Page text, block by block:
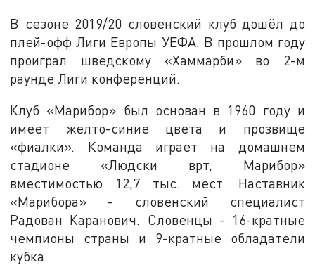
В сезоне 2019/20 словенский клуб дошёл до
плей-офф Лиги Европы УЕФА. В прошлом году
проиграл шведскому «Хаммарби» во 2-м
раунде Лиги конференций.
Клуб «Марибор» был основан в 1960 году и
имеет желто-синие цвета и прозвище
«фиалки». Команда играет на домашнем
стадионе «Людски врт, Марибор»
вместимостью 12,7 тыс. мест. Наставник
«Марибора» - словенский специалист
Радован Каранович. Словенцы - 16-кратные
чемпионы страны и 9-кратные обладатели
кубка.